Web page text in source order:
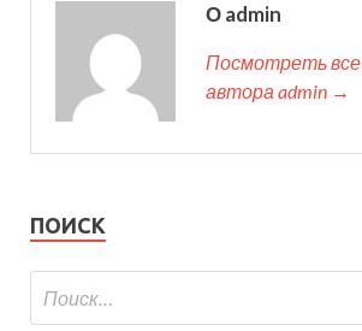
О admin
Посмотреть все
автора admin →
ПОИСК